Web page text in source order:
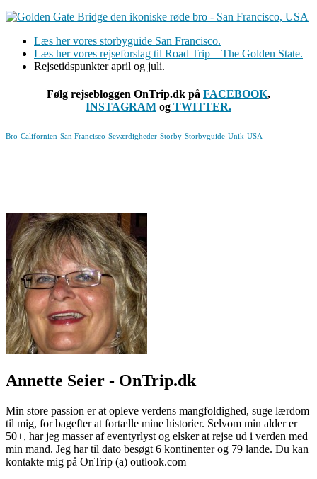
Læs her vores storbyguide San Francisco.
Læs her vores rejseforslag til Road Trip – The Golden State.
Rejsetidspunkter april og juli.
Følg rejsebloggen OnTrip.dk på FACEBOOK,
INSTAGRAM og TWITTER.
Bro Californien San Francisco Seværdigheder Storby Storbyguide Unik USA
Annette Seier - OnTrip.dk
Min store passion er at opleve verdens mangfoldighed, suge lærdom
til mig, for bagefter at fortælle mine historier. Selvom min alder er
50+, har jeg masser af eventyrlyst og elsker at rejse ud i verden med
min mand. Jeg har til dato besøgt 6 kontinenter og 79 lande. Du kan
kontakte mig på OnTrip (a) outlook.com